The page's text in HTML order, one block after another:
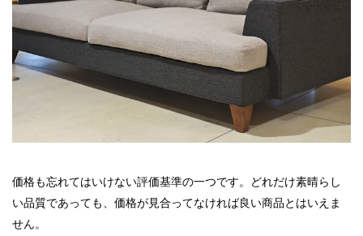
価格も忘れてはいけない評価基準の一つです。どれだけ素晴らし
い品質であっても、価格が見合ってなければ良い商品とはいえま
せん。